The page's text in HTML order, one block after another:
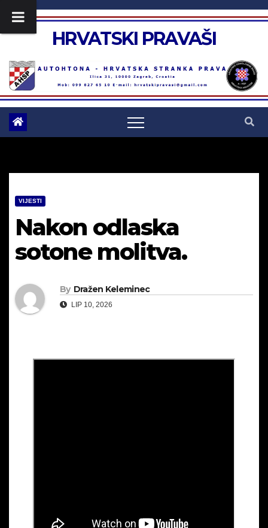
HRVATSKI PRAVAŠI
VIJESTI
Nakon odlaska
sotone molitva.
By Dražen Keleminec
LIP 10, 2026